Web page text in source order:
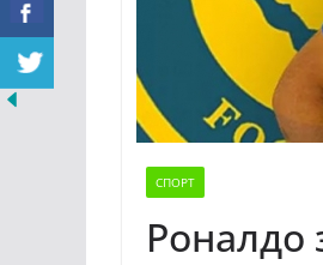
СПОРТ
Роналдо